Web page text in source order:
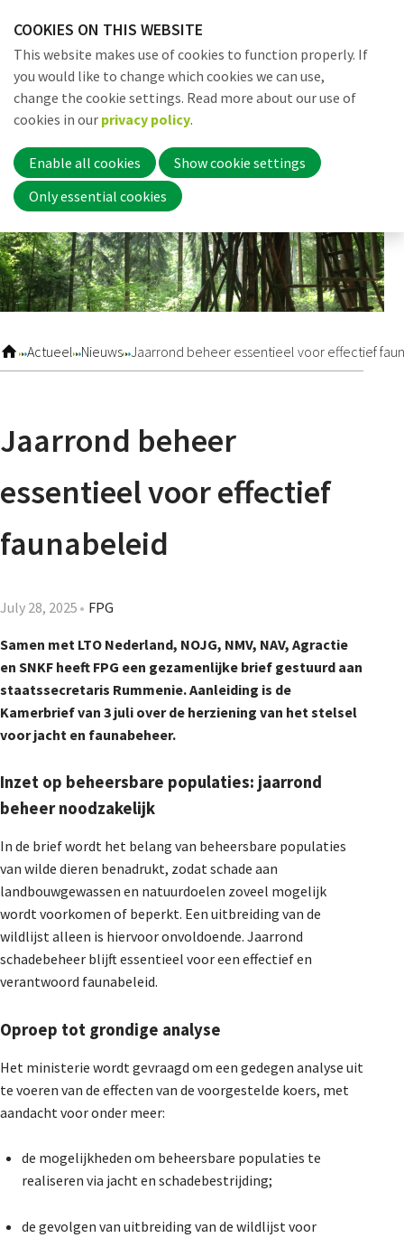
links
Jump
to
navigation
to
main
content
Actueel Nieuws Jaarrond beheer essentieel voor effectief
Jaarrond beheer
essentieel voor effectief
faunabeleid
July 28, 2025 FPG
Samen met LTO Nederland, NOJG, NMV, NAV, Agractie
en SNKF heeft FPG een gezamenlijke brief gestuurd aan
staatssecretaris Rummenie. Aanleiding is de
Kamerbrief van 3 juli over de herziening van het stelsel
voor jacht en faunabeheer.
Inzet op beheersbare populaties: jaarrond
beheer noodzakelijk
In de brief wordt het belang van beheersbare populaties
van wilde dieren benadrukt, zodat schade aan
landbouwgewassen en natuurdoelen zoveel mogelijk
wordt voorkomen of beperkt. Een uitbreiding van de
wildlijst alleen is hiervoor onvoldoende. Jaarrond
schadebeheer blijft essentieel voor een effectief en
verantwoord faunabeleid.
Oproep tot grondige analyse
Het ministerie wordt gevraagd om een gedegen analyse uit
te voeren van de effecten van de voorgestelde koers, met
aandacht voor onder meer:
de mogelijkheden om beheersbare populaties te
realiseren via jacht en schadebestrijding;
de gevolgen van uitbreiding van de wildlijst voor
Home
Nieuwsbrief
Provincies
Contact
COOKIES ON THIS WEBSITE
This website makes use of cookies to function properly. If
you would like to change which cookies we can use,
change the cookie settings. Read more about our use of
cookies in our privacy policy.
Enable all cookies
Show cookie settings
Only essential cookies